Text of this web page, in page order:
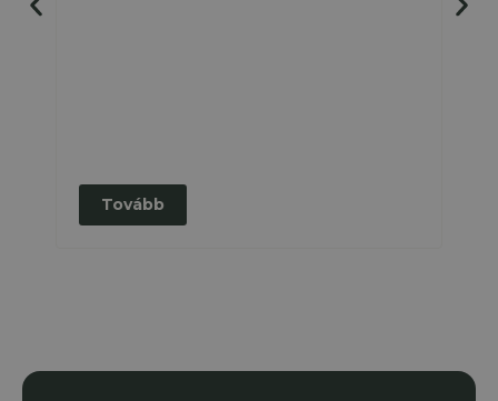
Tovább